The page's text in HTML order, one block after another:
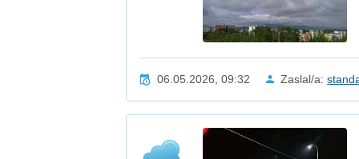
06.05.2026, 09:32 Zaslal/a: